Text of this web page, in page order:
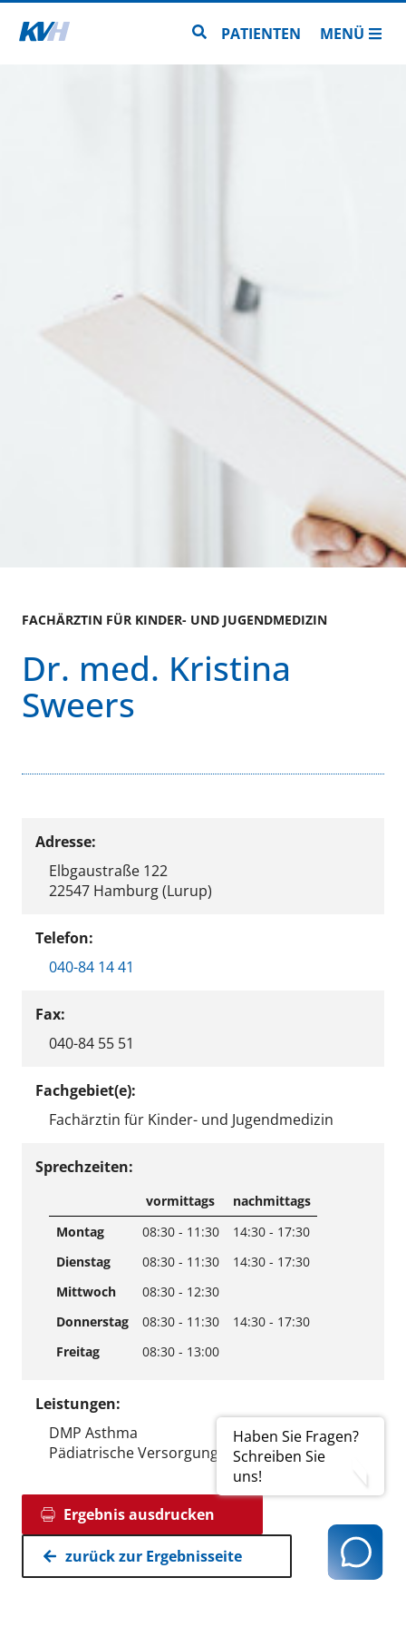
Zur Startseite Zur Seitensuche
PATIENTEN MENÜ
Haben Sie Fragen?
Schreiben Sie
uns!
FACHÄRZTIN FÜR KINDER- UND JUGENDMEDIZIN
Dr. med. Kristina
Sweers
Adresse:
Elbgaustraße 122
22547 Hamburg (Lurup)
Telefon:
040-84 14 41
Fax:
040-84 55 51
Fachgebiet(e):
Fachärztin für Kinder- und Jugendmedizin
Sprechzeiten:
vormittags
nachmittags
Montag
08:30 - 11:30
14:30 - 17:30
Dienstag
08:30 - 11:30
14:30 - 17:30
Mittwoch
08:30 - 12:30
Donnerstag
08:30 - 11:30
14:30 - 17:30
Freitag
08:30 - 13:00
Leistungen:
DMP Asthma
Pädiatrische Versorgung
Ergebnis ausdrucken
zurück zur Ergebnisseite